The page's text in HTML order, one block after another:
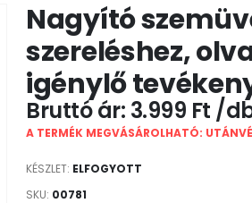
Nagyító
szereléshez,
igénylő
3.999 Ft
A TERMÉK MEGVÁSÁROLHATÓ:
KÉSZLET: ELFOGYOTT
SKU: 00781